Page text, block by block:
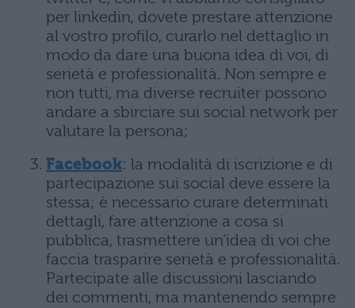
per linkedin, dovete prestare attenzione
al vostro profilo, curarlo nel dettaglio in
modo da dare una buona idea di voi, di
serietà e professionalità. Non sempre e
non tutti, ma diverse recruiter possono
andare a sbirciare sui social network per
valutare la persona;
Facebook: la modalità di iscrizione e di
partecipazione sui social deve essere la
stessa; è necessario curare determinati
dettagli, fare attenzione a cosa si
pubblica, trasmettere un’idea di voi che
faccia trasparire serietà e professionalità.
Partecipate alle discussioni lasciando
dei commenti, ma mantenendo sempre